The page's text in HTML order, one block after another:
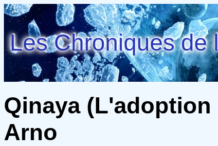
Les Chroniques de
Qinaya
Arno